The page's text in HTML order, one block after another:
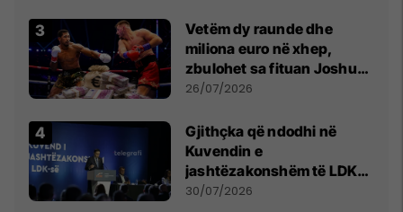
Vetëm dy raunde dhe
miliona euro në xhep,
zbulohet sa fituan Joshua
e Prenga
26/07/2026
Gjithçka që ndodhi në
Kuvendin e
jashtëzakonshëm të LDK-
së
30/07/2026